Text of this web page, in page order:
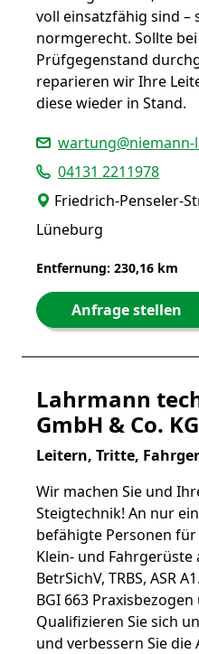
voll einsatzfähig sind –
normgerecht. Sollte
Prüfgegenstand
reparieren wir Ihre
diese wieder in Stand.
wartung@niemann-
04131 2211978
Friedrich-Penseler-
Lüneburg
Entfernung: 230,16 km
Anfrage stellen
Lahrmann
GmbH & Co. KG
Leitern, Tritte,
Wir machen Sie und
Steigtechnik! An nur
befähigte Personen
Klein- und Fahrgerüste
BetrSichV, TRBS, ASR
BGI 663
Qualifizieren Sie sich
und verbessern Sie